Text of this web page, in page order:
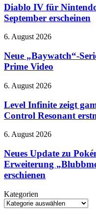
für
Nintendo
Switch
soll
im
September
Diablo IV für
September erscheinen
Neue
Serie
läuft
in
bei
Video
6. August 2026
Neue „Baywatch“-
Prime Video
Level
zeigt
gamescom
Line-
2026:
Resonant
erstmals
spielbar
6. August 2026
Level Infinite zeigt
Control Resonant
Neues
zu
Pokémon
Pokopia
und
„Blubbmeeria“
mit
6. August 2026
Neues Update zu
Erweiterung
erschienen
Kategorien
Kategorien